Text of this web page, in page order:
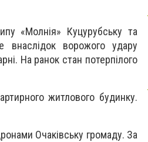
«Молнія» Куцурубську та
внаслідок ворожого удару
На ранок стан потерпілого
житлового будинку.
Очаківську громаду. За